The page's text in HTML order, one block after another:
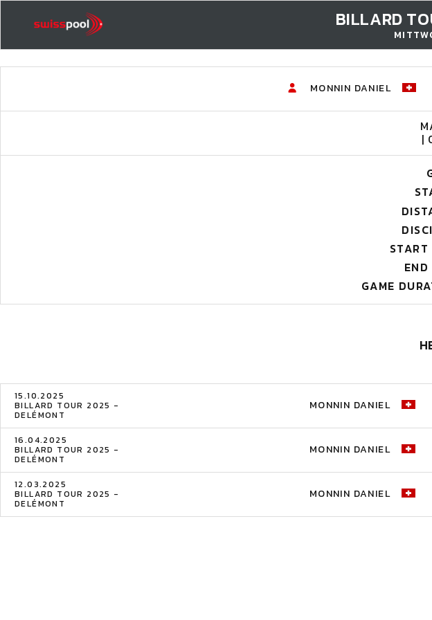
BILLARD
MONNIN DANIEL
|
GAME
15.10.2025
BILLARD TOUR 2025 -
DELÉMONT
MONNIN DANIEL
16.04.2025
BILLARD TOUR 2025 -
DELÉMONT
MONNIN DANIEL
12.03.2025
BILLARD TOUR 2025 -
DELÉMONT
MONNIN DANIEL